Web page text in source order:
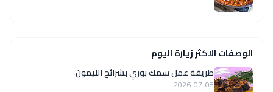
الوصفات الاكثر زيارة اليوم
طريقة عمل سمك بوري بشرائح الليمون
2026-07-08